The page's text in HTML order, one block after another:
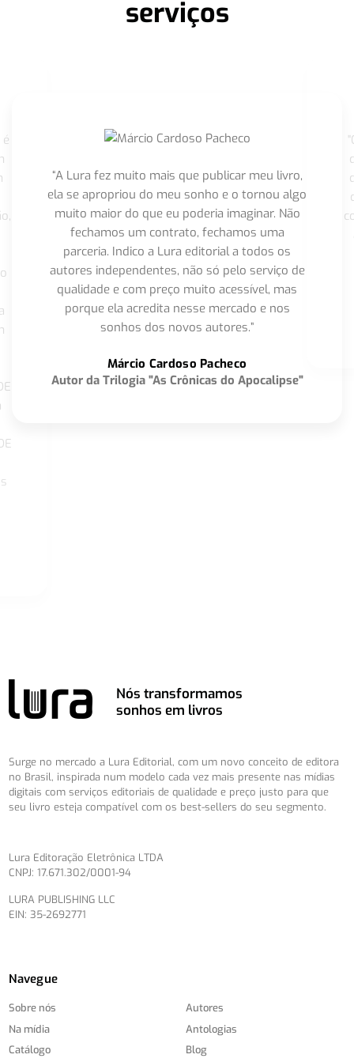
serviços
“A Lura fez muito mais que publicar meu livro,
ela se apropriou do meu sonho e o tornou algo
muito maior do que eu poderia imaginar. Não
fechamos um contrato, fechamos uma
parceria. Indico a Lura editorial a todos os
autores independentes, não só pelo serviço de
qualidade e com preço muito acessível, mas
porque ela acredita nesse mercado e nos
sonhos dos novos autores.”
Márcio Cardoso Pacheco
Autor da Trilogia "As Crônicas do Apocalipse"
Nós transformamos
sonhos em livros
Surge no mercado a Lura Editorial, com um novo conceito de editora
no Brasil, inspirada num modelo cada vez mais presente nas mídias
digitais com serviços editoriais de qualidade e preço justo para que
seu livro esteja compatível com os best-sellers do seu segmento.
Lura Editoração Eletrônica LTDA
CNPJ: 17.671.302/0001-94
LURA PUBLISHING LLC
EIN: 35-2692771
Navegue
Sobre nós
Na mídia
Catálogo
Autores
Antologias
Blog